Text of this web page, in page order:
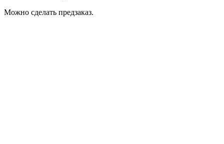
Можно сделать предзаказ.